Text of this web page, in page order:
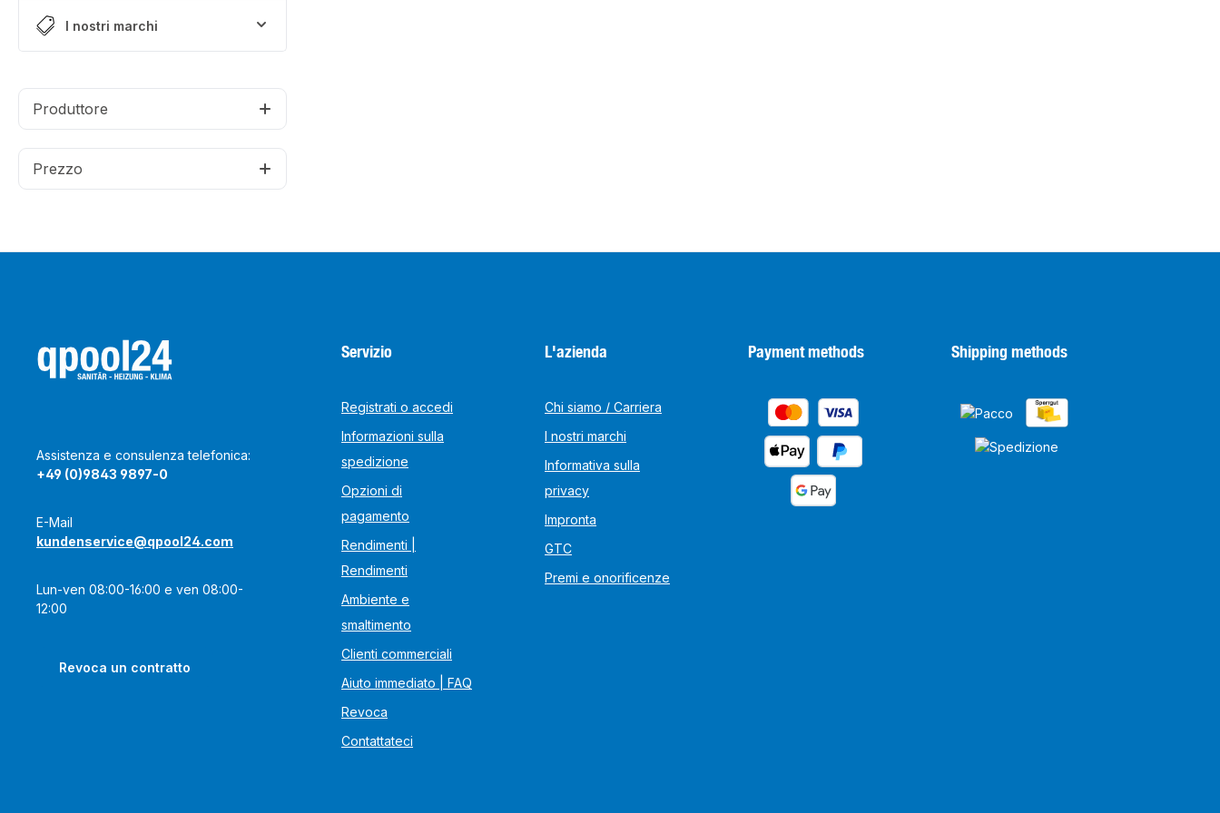
I nostri marchi
Produttore
Prezzo
Assistenza e consulenza telefonica:
+49 (0)9843 9897-0
E-Mail
kundenservice@qpool24.com
Lun-ven 08:00-16:00 e ven 08:00-
12:00
Revoca un contratto
Servizio
Registrati o accedi
Informazioni sulla
spedizione
Opzioni di
pagamento
Rendimenti |
Rendimenti
Ambiente e
smaltimento
Clienti commerciali
Aiuto immediato | FAQ
Revoca
Contattateci
L'azienda
Chi siamo / Carriera
I nostri marchi
Informativa sulla
privacy
Impronta
GTC
Premi e onorificenze
Payment methods Shipping methods